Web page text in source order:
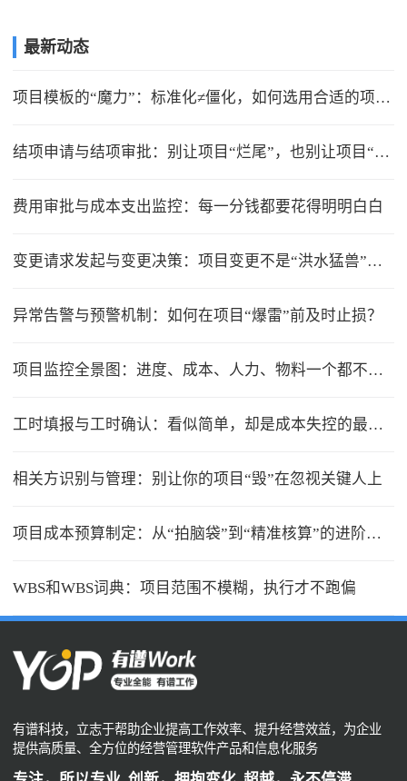
最新动态
项目模板的“魔力”：标准化≠僵化，如何选用合适的项目模版？
结项申请与结项审批：别让项目“烂尾”，也别让项目“无限延期”
费用审批与成本支出监控：每一分钱都要花得明明白白
变更请求发起与变更决策：项目变更不是“洪水猛兽”，但要管住流程
异常告警与预警机制：如何在项目“爆雷”前及时止损？
项目监控全景图：进度、成本、人力、物料一个都不能少
工时填报与工时确认：看似简单，却是成本失控的最大漏洞
相关方识别与管理：别让你的项目“毁”在忽视关键人上
项目成本预算制定：从“拍脑袋”到“精准核算”的进阶之路
WBS和WBS词典：项目范围不模糊，执行才不跑偏
有谱科技，立志于帮助企业提高工作效率、提升经营效益，为企业
提供高质量、全方位的经营管理软件产品和信息化服务